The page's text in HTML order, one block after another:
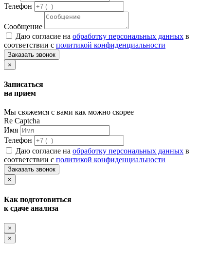
Телефон
Сообщение
Даю согласие на обработку персональных данных в
соответствии с политикой конфиденциальности
Заказать звонок
×
Записаться
на прием
Мы свяжемся с вами как можно скорее
Re Captcha
Имя
Телефон
Даю согласие на обработку персональных данных в
соответствии с политикой конфиденциальности
Заказать звонок
×
Как подготовиться
к сдаче анализа
×
×